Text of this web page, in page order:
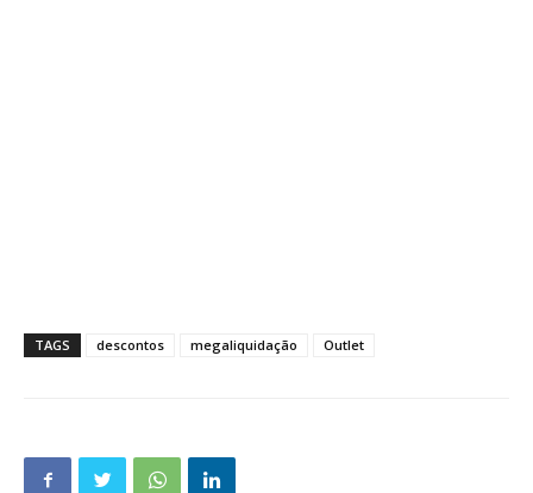
TAGS descontos megaliquidação Outlet